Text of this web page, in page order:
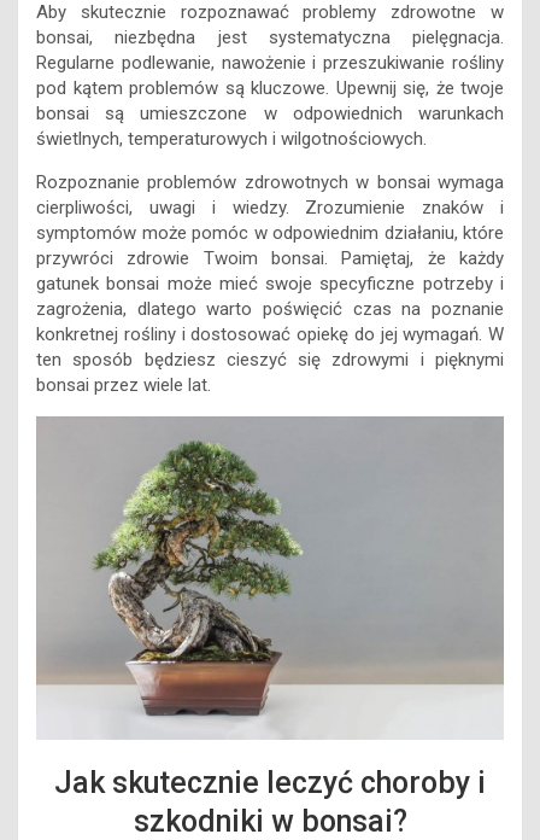
Aby skutecznie rozpoznawać problemy zdrowotne w
bonsai, niezbędna jest systematyczna pielęgnacja.
Regularne podlewanie, nawożenie i przeszukiwanie rośliny
pod kątem problemów są kluczowe. Upewnij się, że twoje
bonsai są umieszczone w odpowiednich warunkach
świetlnych, temperaturowych i wilgotnościowych.
Rozpoznanie problemów zdrowotnych w bonsai wymaga
cierpliwości, uwagi i wiedzy. Zrozumienie znaków i
symptomów może pomóc w odpowiednim działaniu, które
przywróci zdrowie Twoim bonsai. Pamiętaj, że każdy
gatunek bonsai może mieć swoje specyficzne potrzeby i
zagrożenia, dlatego warto poświęcić czas na poznanie
konkretnej rośliny i dostosować opiekę do jej wymagań. W
ten sposób będziesz cieszyć się zdrowymi i pięknymi
bonsai przez wiele lat.
Jak skutecznie leczyć choroby i
szkodniki w bonsai?